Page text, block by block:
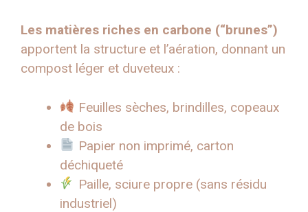
Les matières riches en carbone (“brunes”)
apportent la structure et l’aération, donnant un
compost léger et duveteux :
Feuilles sèches, brindilles, copeaux
de bois
Papier non imprimé, carton
déchiqueté
Paille, sciure propre (sans résidu
industriel)